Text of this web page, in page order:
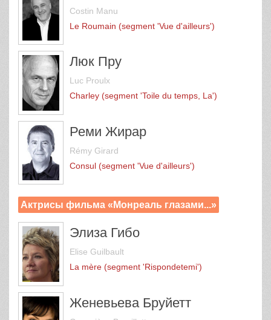
Costin Manu
Le Roumain (segment 'Vue d'ailleurs')
Люк Пру
Luc Proulx
Charley (segment 'Toile du temps, La')
Реми Жирар
Rémy Girard
Consul (segment 'Vue d'ailleurs')
Актрисы фильма «Монреаль глазами...»
Элиза Гибо
Elise Guilbault
La mère (segment 'Rispondetemi')
Женевьева Бруйетт